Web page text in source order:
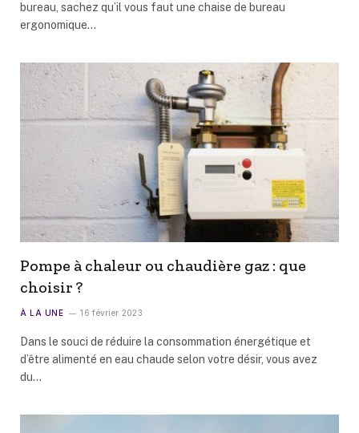
bureau, sachez qu’il vous faut une chaise de bureau
ergonomique…
Pompe à chaleur ou chaudière gaz : que
choisir ?
À LA UNE 16 février 2023
Dans le souci de réduire la consommation énergétique et
d’être alimenté en eau chaude selon votre désir, vous avez
du…